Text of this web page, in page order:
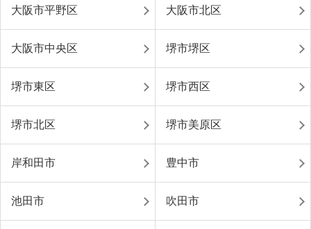
大阪市平野区 大阪市北区
大阪市中央区 堺市堺区
堺市東区 堺市西区
堺市北区 堺市美原区
岸和田市 豊中市
池田市 吹田市